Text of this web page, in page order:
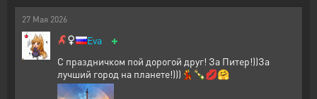
27 Мая 2026
Eva +
С праздничком пой дорогой друг! За Питер!))За
лучший город на планете!)))💃🍾💋🤗